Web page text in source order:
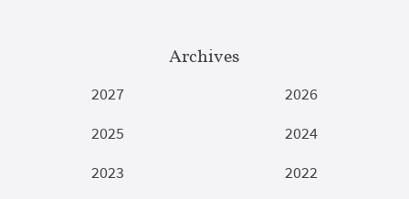
Archives
2027
2026
2025
2024
2023
2022